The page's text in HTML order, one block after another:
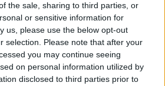
the sale, sharing to third parties, or
or sensitive information for
us, please use the below opt-out
selection. Please note that after your
you may continue seeing
on personal information utilized by
disclosed to third parties prior to
Düfte werden sich immer
erfreuen?
von Tee inspirierte Düfte und
die Trends für dieses Jahr.
zu gehen, mit Düften positive